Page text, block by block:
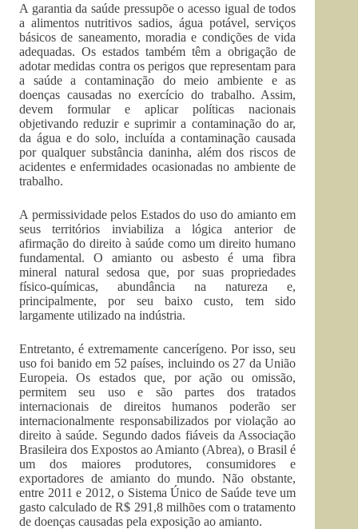
A garantia da saúde pressupõe o acesso igual de todos
a alimentos nutritivos sadios, água potável, serviços
básicos de saneamento, moradia e condições de vida
adequadas. Os estados também têm a obrigação de
adotar medidas contra os perigos que representam para
a saúde a contaminação do meio ambiente e as
doenças causadas no exercício do trabalho. Assim,
devem formular e aplicar políticas nacionais
objetivando reduzir e suprimir a contaminação do ar,
da água e do solo, incluída a contaminação causada
por qualquer substância daninha, além dos riscos de
acidentes e enfermidades ocasionadas no ambiente de
trabalho.
A permissividade pelos Estados do uso do amianto em
seus territórios inviabiliza a lógica anterior de
afirmação do direito à saúde como um direito humano
fundamental. O amianto ou asbesto é uma fibra
mineral natural sedosa que, por suas propriedades
físico-químicas, abundância na natureza e,
principalmente, por seu baixo custo, tem sido
largamente utilizado na indústria.
Entretanto, é extremamente cancerígeno. Por isso, seu
uso foi banido em 52 países, incluindo os 27 da União
Europeia. Os estados que, por ação ou omissão,
permitem seu uso e são partes dos tratados
internacionais de direitos humanos poderão ser
internacionalmente responsabilizados por violação ao
direito à saúde. Segundo dados fiáveis da Associação
Brasileira dos Expostos ao Amianto (Abrea), o Brasil é
um dos maiores produtores, consumidores e
exportadores de amianto do mundo. Não obstante,
entre 2011 e 2012, o Sistema Único de Saúde teve um
gasto calculado de R$ 291,8 milhões com o tratamento
de doenças causadas pela exposição ao amianto.